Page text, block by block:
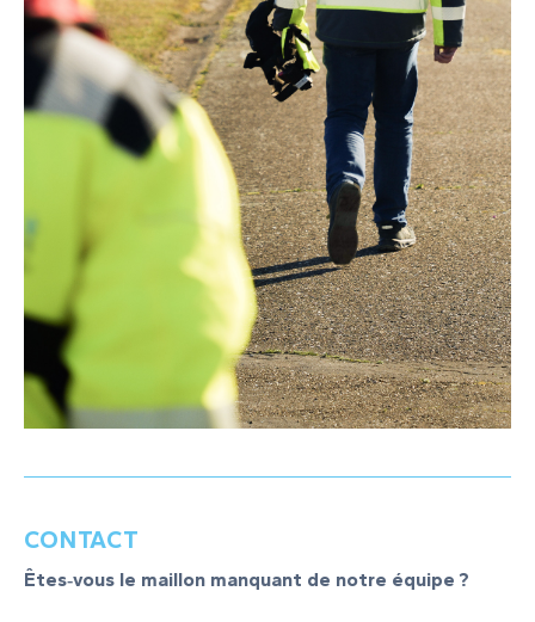
CONTACT
Êtes‑vous le maillon manquant de notre équipe ?